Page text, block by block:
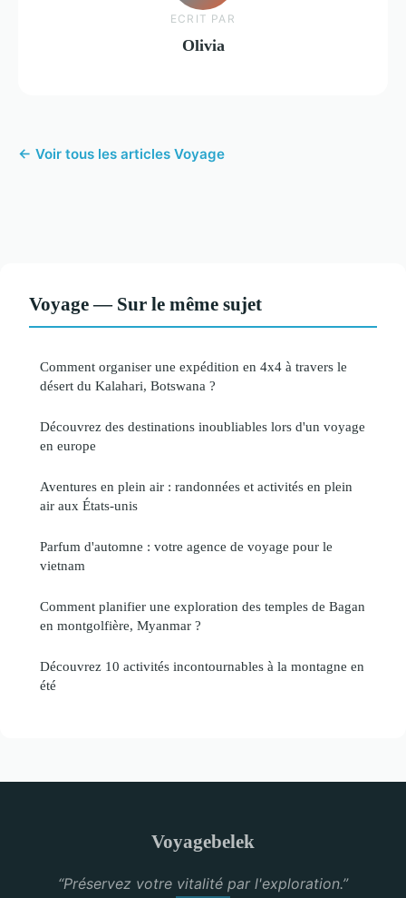
ECRIT PAR
Olivia
← Voir tous les articles Voyage
Voyage — Sur le même sujet
Comment organiser une expédition en 4x4 à travers le
désert du Kalahari, Botswana ?
Découvrez des destinations inoubliables lors d'un voyage
en europe
Aventures en plein air : randonnées et activités en plein
air aux États-unis
Parfum d'automne : votre agence de voyage pour le
vietnam
Comment planifier une exploration des temples de Bagan
en montgolfière, Myanmar ?
Découvrez 10 activités incontournables à la montagne en
été
Voyagebelek
“Préservez votre vitalité par l'exploration.”